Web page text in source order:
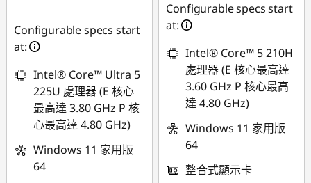
Configurable specs start
at:
Intel® Core™ Ultra 5
225U 處理器 (E 核心
最高達 3.80 GHz P 核
心最高達 4.80 GHz)
Windows 11 家用版
64
Configurable specs start
at:
Intel® Core™ 5 210H
處理器 (E 核心最高達
3.60 GHz P 核心最高
達 4.80 GHz)
Windows 11 家用版
64
整合式顯示卡